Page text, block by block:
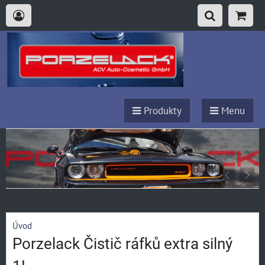
Produkty Menu
Úvod
Porzelack Čistič ráfků extra silný